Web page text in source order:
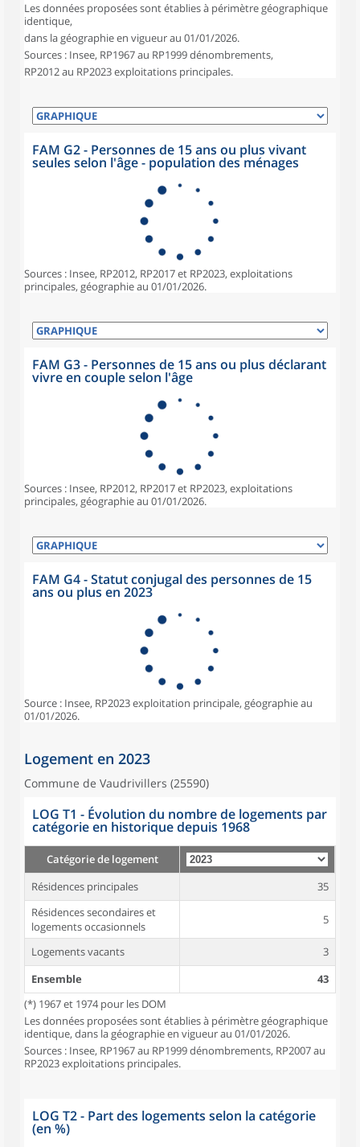
Les données proposées sont établies à périmètre géographique
identique,
dans la géographie en vigueur au 01/01/2026.
Sources : Insee, RP1967 au RP1999 dénombrements,
RP2012 au RP2023 exploitations principales.
FAM G2 - Personnes de 15 ans ou plus vivant
seules selon l'âge - population des ménages
Sources : Insee, RP2012, RP2017 et RP2023, exploitations
principales, géographie au 01/01/2026.
FAM G3 - Personnes de 15 ans ou plus déclarant
vivre en couple selon l'âge
Sources : Insee, RP2012, RP2017 et RP2023, exploitations
principales, géographie au 01/01/2026.
FAM G4 - Statut conjugal des personnes de 15
ans ou plus en 2023
Source : Insee, RP2023 exploitation principale, géographie au
01/01/2026.
Logement en 2023
Commune de Vaudrivillers (25590)
LOG T1 - Évolution du nombre de logements par
catégorie en historique depuis 1968
Catégorie de logement
Résidences principales
35
Résidences secondaires et
logements occasionnels
5
Logements vacants
3
Ensemble
43
(*) 1967 et 1974 pour les DOM
Les données proposées sont établies à périmètre géographique
identique, dans la géographie en vigueur au 01/01/2026.
Sources : Insee, RP1967 au RP1999 dénombrements, RP2007 au
RP2023 exploitations principales.
LOG T2 - Part des logements selon la catégorie
(en %)